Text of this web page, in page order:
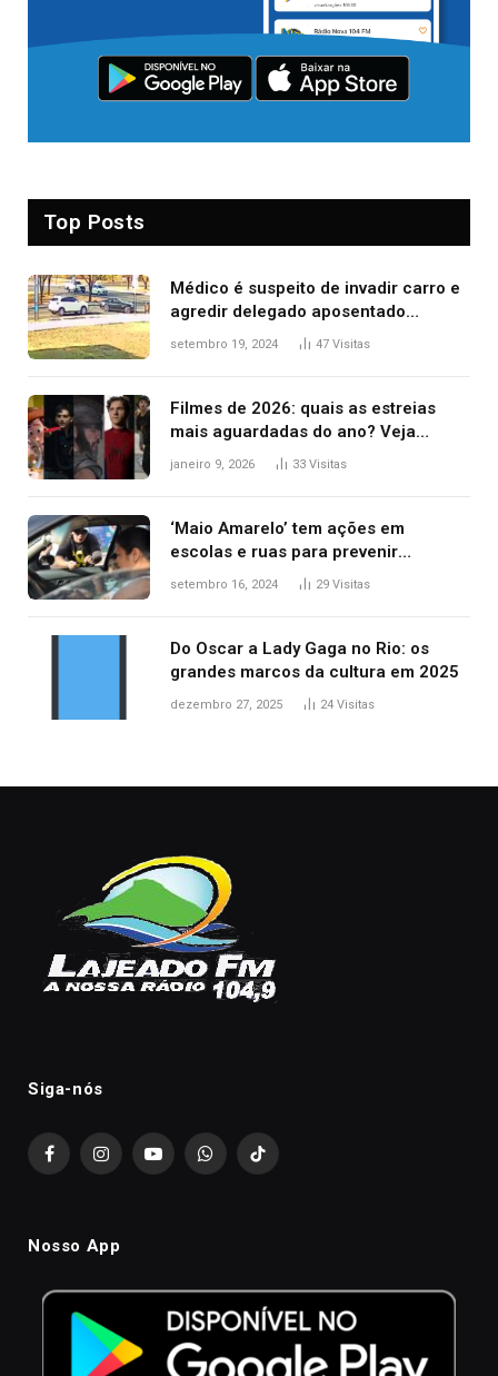
Top Posts
Médico é suspeito de invadir carro e
agredir delegado aposentado
durante confusão no trânsito
setembro 19, 2024 47 Visitas
Filmes de 2026: quais as estreias
mais aguardadas do ano? Veja
principais lançamentos do cinema
janeiro 9, 2026 33 Visitas
‘Maio Amarelo’ tem ações em
escolas e ruas para prevenir
acidentes no trânsito no AP
setembro 16, 2024 29 Visitas
Do Oscar a Lady Gaga no Rio: os
grandes marcos da cultura em 2025
dezembro 27, 2025 24 Visitas
Siga-nós
FacebookInstagramYouTubeWhatsAppTikTok
Nosso App